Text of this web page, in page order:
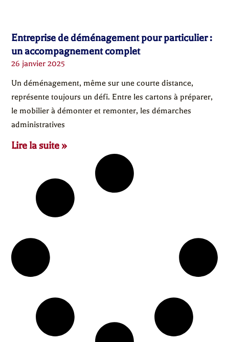
Entreprise de déménagement pour particulier :
un accompagnement complet
26 janvier 2025
Un déménagement, même sur une courte distance,
représente toujours un défi. Entre les cartons à préparer,
le mobilier à démonter et remonter, les démarches
administratives
Lire la suite »